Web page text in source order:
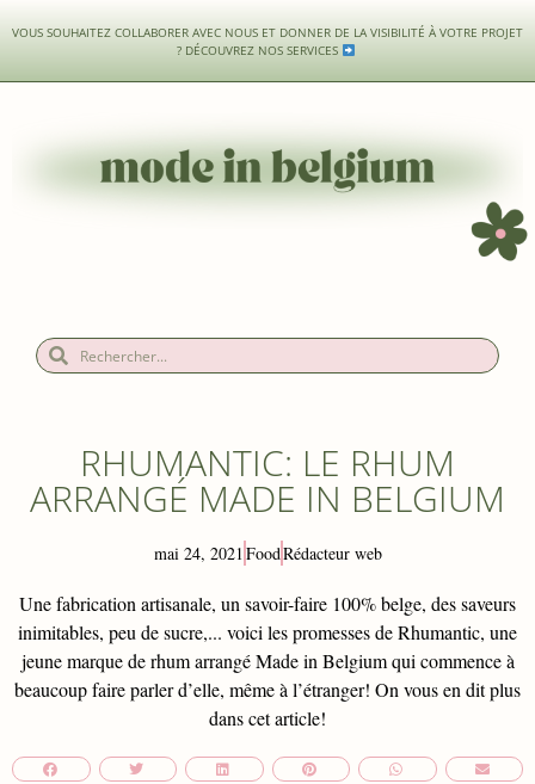
VOUS SOUHAITEZ COLLABORER AVEC NOUS ET DONNER DE LA VISIBILITÉ À VOTRE PROJET
? DÉCOUVREZ NOS SERVICES
RHUMANTIC: LE RHUM
ARRANGÉ MADE IN BELGIUM
mai 24, 2021FoodRédacteur web
Une fabrication artisanale, un savoir-faire 100% belge, des saveurs
inimitables, peu de sucre,... voici les promesses de Rhumantic, une
jeune marque de rhum arrangé Made in Belgium qui commence à
beaucoup faire parler d’elle, même à l’étranger! On vous en dit plus
dans cet article!